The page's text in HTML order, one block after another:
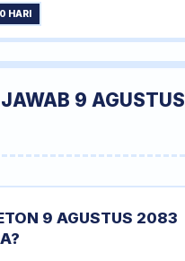
HARI
9 AGUSTUS
9 AGUSTUS 2083